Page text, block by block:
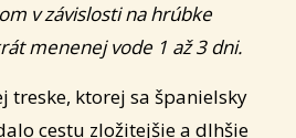
v závislosti na hrúbke
menenej vode 1 až 3 dni.
treske, ktorej sa španielsky
cestu zložitejšie a dlhšie